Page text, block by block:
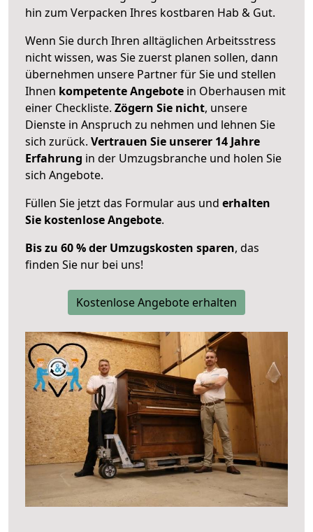
hin zum Verpacken Ihres kostbaren Hab & Gut.
Wenn Sie durch Ihren alltäglichen Arbeitsstress
nicht wissen, was Sie zuerst planen sollen, dann
übernehmen unsere Partner für Sie und stellen
Ihnen kompetente Angebote in Oberhausen mit
einer Checkliste. Zögern Sie nicht, unsere
Dienste in Anspruch zu nehmen und lehnen Sie
sich zurück. Vertrauen Sie unserer 14 Jahre
Erfahrung in der Umzugsbranche und holen Sie
sich Angebote.
Füllen Sie jetzt das Formular aus und erhalten
Sie kostenlose Angebote.
Bis zu 60 % der Umzugskosten sparen, das
finden Sie nur bei uns!
Kostenlose Angebote erhalten